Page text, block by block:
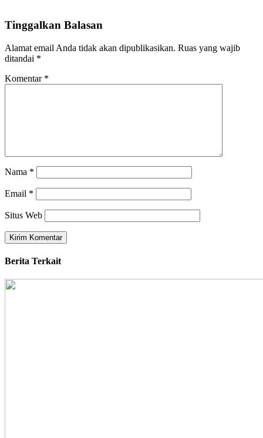
Tinggalkan Balasan
Alamat email Anda tidak akan dipublikasikan. Ruas yang wajib
ditandai *
Komentar *
Nama *
Email *
Situs Web
Berita Terkait